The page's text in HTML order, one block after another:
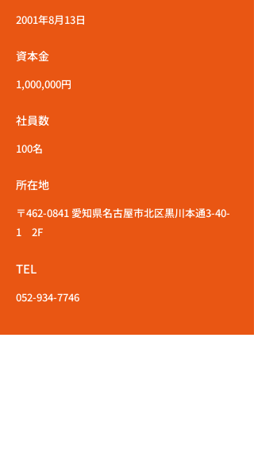
2001年8月13日
資本金
1,000,000円
社員数
100名
所在地
〒462-0841 愛知県名古屋市北区黒川本通3-40-
1 2F
TEL
052-934-7746